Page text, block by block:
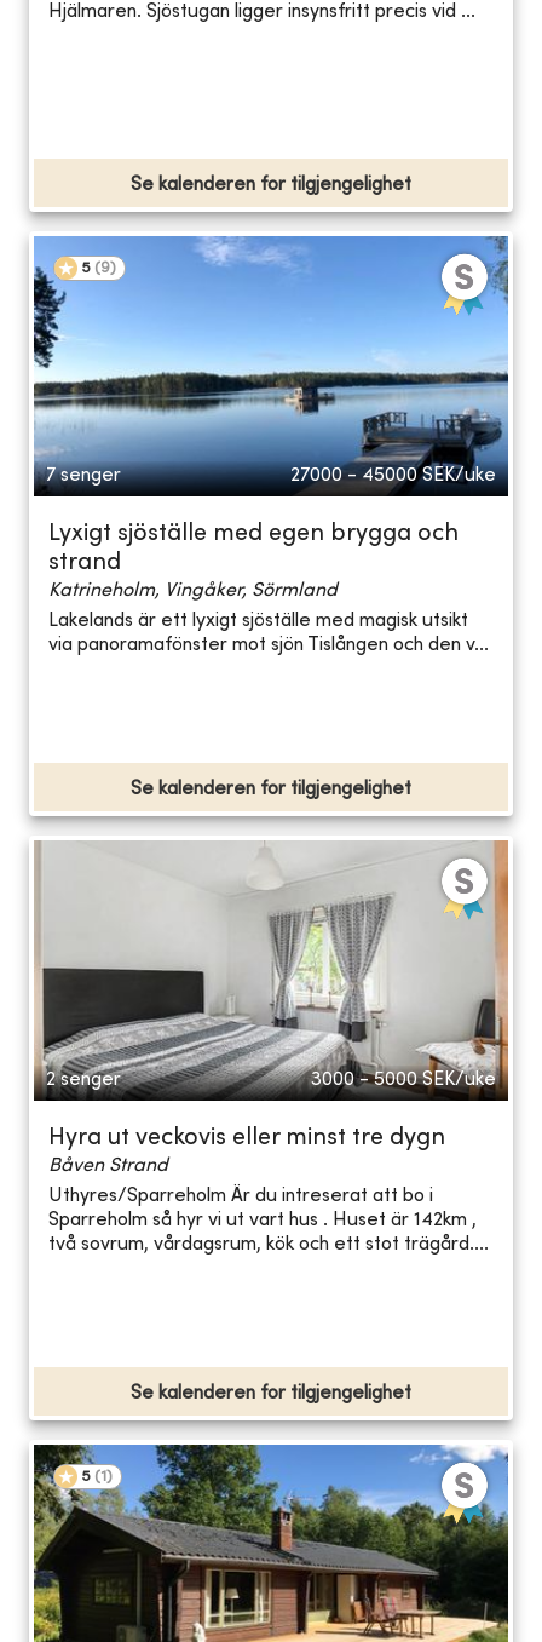
Hjälmaren. Sjöstugan ligger insynsfritt precis vid ...
Se kalenderen for tilgjengelighet
5 (9)
7 senger 27000 - 45000 SEK/uke
Lyxigt sjöställe med egen brygga och
strand
Katrineholm, Vingåker, Sörmland
Lakelands är ett lyxigt sjöställe med magisk utsikt
via panoramafönster mot sjön Tislången och den v...
Se kalenderen for tilgjengelighet
2 senger 3000 - 5000 SEK/uke
Hyra ut veckovis eller minst tre dygn
Båven Strand
Uthyres/Sparreholm Är du intreserat att bo i
Sparreholm så hyr vi ut vart hus . Huset är 142km ,
två sovrum, vårdagsrum, kök och ett stot trägård....
Se kalenderen for tilgjengelighet
5 (1 )